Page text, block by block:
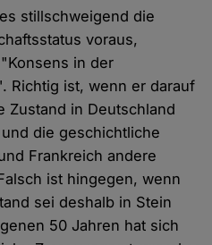
stillschweigend die
voraus,
in der
Richtig ist, wenn er darauf
Zustand in Deutschland
die geschichtliche
Frankreich andere
ist hingegen, wenn
sei deshalb in Stein
50 Jahren hat sich